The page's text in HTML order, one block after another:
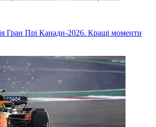
Гран Прі Канади-2026. Кращі моменти